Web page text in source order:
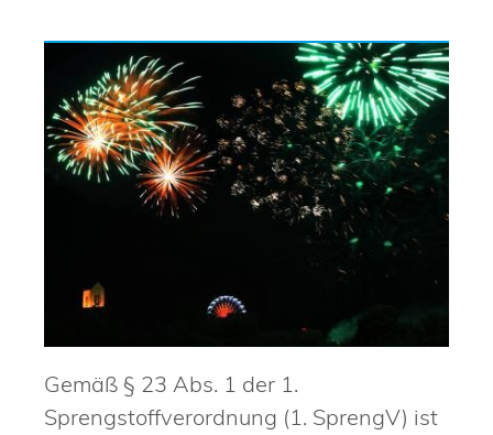
Gemäß § 23 Abs. 1 der 1.
Sprengstoffverordnung (1. SprengV) ist